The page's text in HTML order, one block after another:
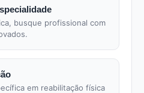
busque profissional com
em reabilitação física